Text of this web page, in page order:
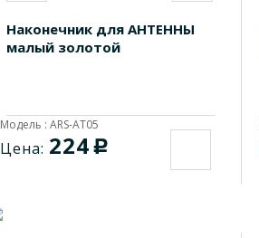
Наконечник для АНТЕННЫ
малый золотой
Цена: 224 c
Модель : ARS-AT05